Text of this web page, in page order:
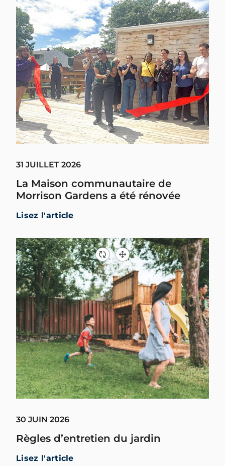
31 JUILLET 2026
La Maison communautaire de
Morrison Gardens a été rénovée
Lisez l'article
30 JUIN 2026
Règles d’entretien du jardin
Lisez l'article